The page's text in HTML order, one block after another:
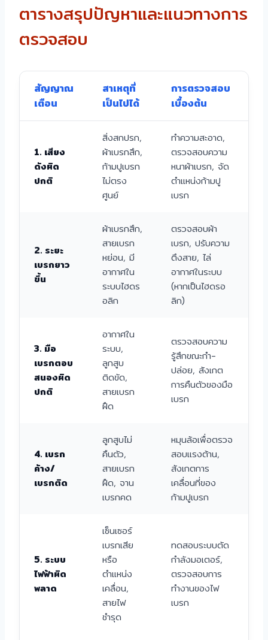
ตารางสรุปปัญหาและแนวทางการ
ตรวจสอบ
สัญญาณ
เตือน
สาเหตุที่
เป็นไปได้
การตรวจสอบ
เบื้องต้น
1. เสียง
ดังผิด
ปกติ
สิ่งสกปรก,
ผ้าเบรกสึก,
ก้ามปูเบรก
ไม่ตรง
ศูนย์
ทำความสะอาด,
ตรวจสอบความ
หนาผ้าเบรก, จัด
ตำแหน่งก้ามปู
เบรก
2. ระยะ
เบรกยาว
ขึ้น
ผ้าเบรกสึก,
สายเบรก
หย่อน, มี
อากาศใน
ระบบไฮดร
อลิก
ตรวจสอบผ้า
เบรก, ปรับความ
ตึงสาย, ไล่
อากาศในระบบ
(หากเป็นไฮดรอ
ลิก)
3. มือ
เบรกตอบ
สนองผิด
ปกติ
อากาศใน
ระบบ,
ลูกสูบ
ติดขัด,
สายเบรก
ฝืด
ตรวจสอบความ
รู้สึกขณะกำ-
ปล่อย, สังเกต
การคืนตัวของมือ
เบรก
4. เบรก
ค้าง/
เบรกติด
ลูกสูบไม่
คืนตัว,
สายเบรก
ฝืด, จาน
เบรกคด
หมุนล้อเพื่อตรวจ
สอบแรงต้าน,
สังเกตการ
เคลื่อนที่ของ
ก้ามปูเบรก
5. ระบบ
ไฟฟ้าผิด
พลาด
เซ็นเซอร์
เบรกเสีย
หรือ
ตำแหน่ง
เคลื่อน,
สายไฟ
ชำรุด
ทดสอบระบบตัด
กำลังมอเตอร์,
ตรวจสอบการ
ทำงานของไฟ
เบรก